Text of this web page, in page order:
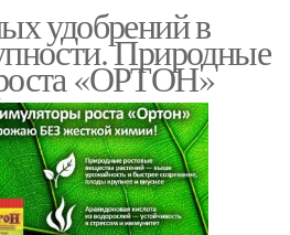
удобрений в
Природные
«ОРТОН»